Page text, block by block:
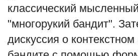
классический
"многорукий бандит".
дискуссия о